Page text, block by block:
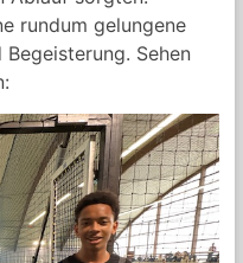
rundum gelungene
Sehen